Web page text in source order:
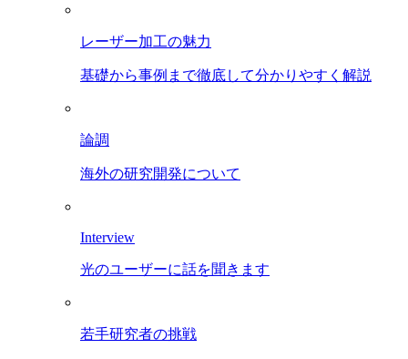
レーザー加工の魅力
基礎から事例まで徹底して分かりやすく解説
論調
海外の研究開発について
Interview
光のユーザーに話を聞きます
若手研究者の挑戦